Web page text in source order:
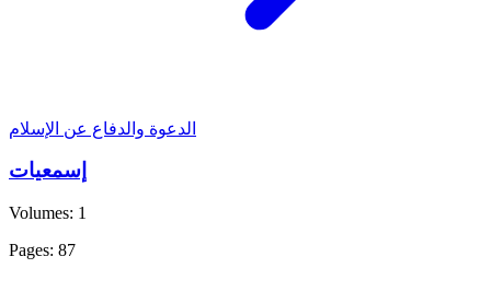
الدعوة والدفاع عن الإسلام
إسمعيات
Volumes: 1
Pages: 87